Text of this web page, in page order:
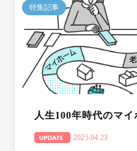
人生100年時代のマ
2025.04.23
特集記事